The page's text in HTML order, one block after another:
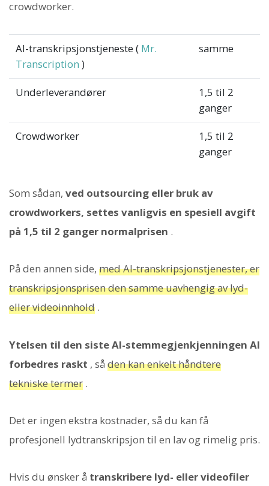
crowdworker.
AI-transkripsjonstjeneste ( Mr.
Transcription )
samme
Underleverandører
1,5 til 2
ganger
Crowdworker
1,5 til 2
ganger
Som sådan, ved outsourcing eller bruk av
crowdworkers, settes vanligvis en spesiell avgift
på 1,5 til 2 ganger normalprisen .
På den annen side, med AI-transkripsjonstjenester, er
transkripsjonsprisen den samme uavhengig av lyd-
eller videoinnhold .
Ytelsen til den siste AI-stemmegjenkjenningen AI
forbedres raskt , så den kan enkelt håndtere
tekniske termer .
Det er ingen ekstra kostnader, så du kan få
profesjonell lydtranskripsjon til en lav og rimelig pris.
Hvis du ønsker å transkribere lyd- eller videofiler